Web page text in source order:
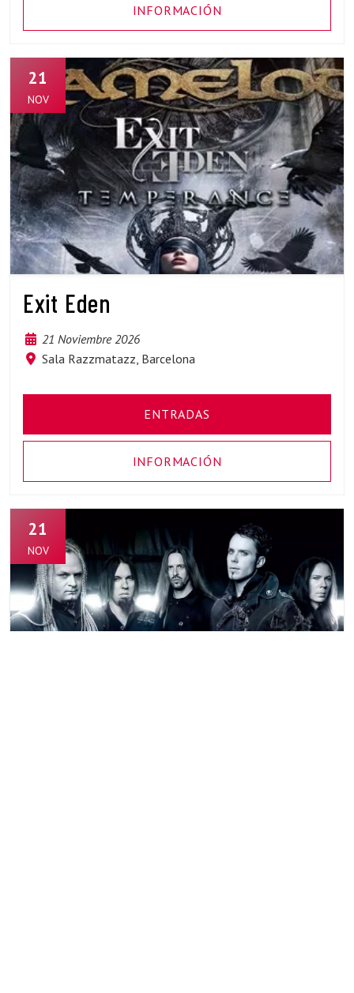
INFORMACIÓN
21
NOV
Exit Eden
21 Noviembre 2026
Sala Razzmatazz, Barcelona
ENTRADAS
INFORMACIÓN
21
NOV